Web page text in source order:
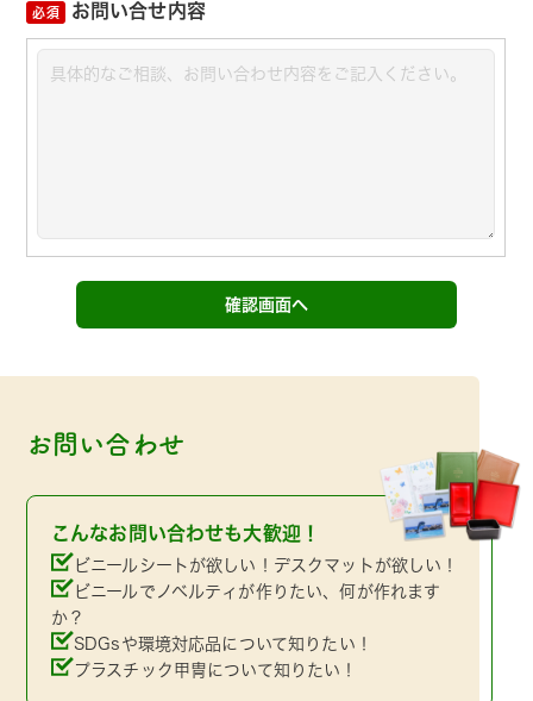
お問い合せ内容
お問い合わせ
こんなお問い合わせも大歓迎！
ビニールシートが欲しい！デスクマットが欲しい！
ビニールでノベルティが作りたい、何が作れます
か？
SDGsや環境対応品について知りたい！
プラスチック甲冑について知りたい！